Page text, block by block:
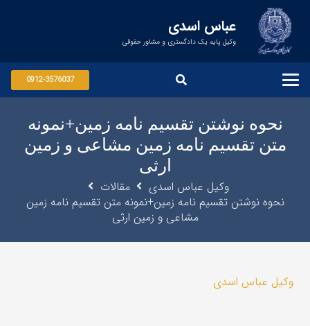
عباس اسدی
وکیل پایه یک دادگستری و مشاور حقوقی
0912-3576037
نحوه نوشتن تقسیم نامه زمین+نمونه
متن تقسیم نامه زمین مشاعی و زمین
ارثی
وکیل عباس اسدی
مقالات
نحوه نوشتن تقسیم نامه زمین+نمونه متن تقسیم نامه زمین
مشاعی و زمین ارثی
وکیل عباس اسدی